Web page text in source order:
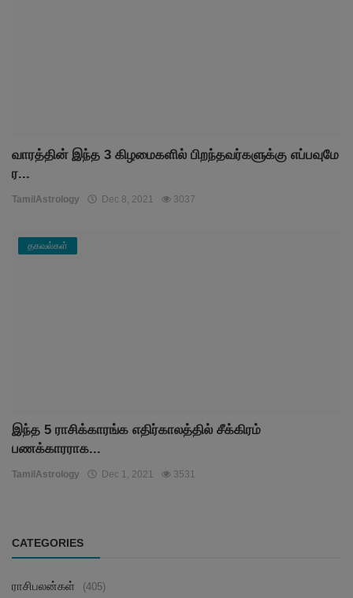
வாரத்தின் இந்த 3 கிழமைகளில் பிறந்தவர்களுக்கு எப்பவுமே
ர...
TamilAstrology Dec 8, 2021 3037
தகவல்கள்
இந்த 5 ராசிக்காரங்க எதிர்காலத்தில் சீக்கிரம்
பணக்காரராக...
TamilAstrology Dec 1, 2021 3531
CATEGORIES
ராசிபலன்கள் (405)